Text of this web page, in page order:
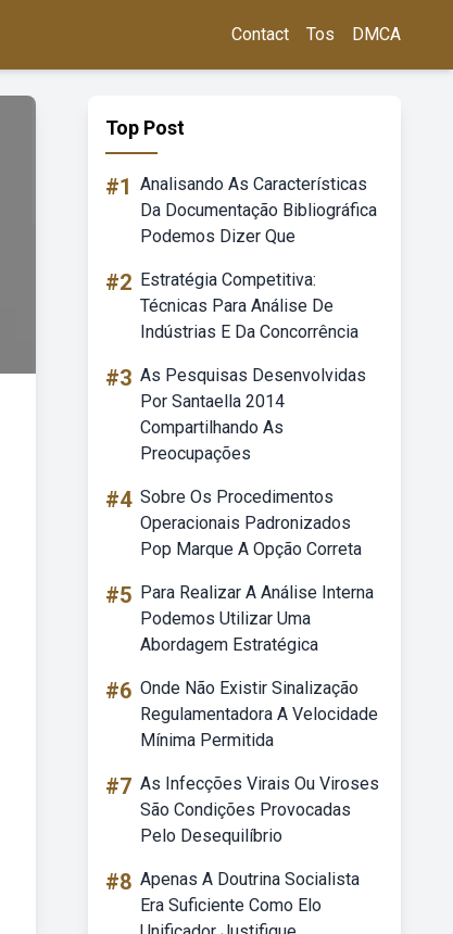
Contact Tos DMCA
Top Post
#1 Analisando As Características
Da Documentação Bibliográfica
Podemos Dizer Que
#2 Estratégia Competitiva:
Técnicas Para Análise De
Indústrias E Da Concorrência
#3 As Pesquisas Desenvolvidas
Por Santaella 2014
Compartilhando As
Preocupações
#4 Sobre Os Procedimentos
Operacionais Padronizados
Pop Marque A Opção Correta
#5 Para Realizar A Análise Interna
Podemos Utilizar Uma
Abordagem Estratégica
#6 Onde Não Existir Sinalização
Regulamentadora A Velocidade
Mínima Permitida
#7 As Infecções Virais Ou Viroses
São Condições Provocadas
Pelo Desequilíbrio
#8 Apenas A Doutrina Socialista
Era Suficiente Como Elo